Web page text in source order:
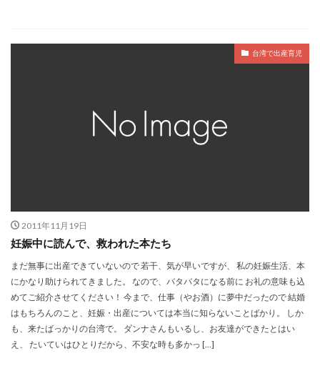
台湾で出産育児
2011年11月19日
妊娠中に読んで、救われた本たち
まだ無事に出産できていないので 若干、気が早いですが、 私の妊娠生活、本
にかなり助けられてきました。 なので、バタバタになる前に お礼の意味も込
めてご紹介させてください！ 今まで、仕事（やお酒）に夢中だったので 結婚
はもちろんのこと、妊娠・出産については本当に知らないことばかり。 しか
も、来たばっかりの台湾で。 ダンナさんもいるし、お友達ができたとはい
え、 たいていはひとりだから、不安な時も多かっ […]